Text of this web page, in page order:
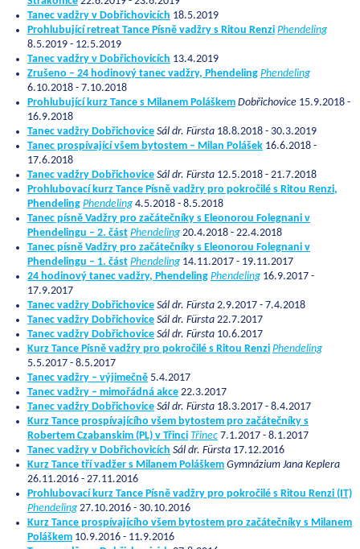
Tanec vadžry v Dobřichovicích 18.5.2019
Prohlubující retreat Tance Písně vadžry s Ritou Renzi Phendeling
8.5.2019 - 12.5.2019
Tanec vadžry v Dobřichovicích 13.4.2019
Zrušeno – 24 hodinový tanec vadžry, Phendeling Phendeling
6.10.2018 - 7.10.2018
Prohlubující kurz Tance s Milanem Poláškem Dobřichovice 15.9.2018 -
16.9.2018
Tanec vadžry Dobřichovice Sál dr. Fürsta 18.8.2018 - 30.3.2019
Tanec prospívající všem bytostem – Milan Polášek 16.6.2018 -
17.6.2018
Tanec vadžry Dobřichovice Sál dr. Fürsta 12.5.2018 - 21.7.2018
Prohlubovací kurz Tance Písně vadžry pro pokročilé s Ritou Renzi,
Phendeling Phendeling 4.5.2018 - 8.5.2018
Tanec písně Vadžry pro začátečníky s Eleonorou Folegnani v
Phendelingu – 2. část Phendeling 20.4.2018 - 22.4.2018
Tanec písně Vadžry pro začátečníky s Eleonorou Folegnani v
Phendelingu – 1. část Phendeling 14.11.2017 - 19.11.2017
24 hodinový tanec vadžry, Phendeling Phendeling 16.9.2017 -
17.9.2017
Tanec vadžry Dobřichovice Sál dr. Fürsta 2.9.2017 - 7.4.2018
Tanec vadžry Dobřichovice Sál dr. Fürsta 22.7.2017
Tanec vadžry Dobřichovice Sál dr. Fürsta 10.6.2017
Kurz Tance Písně vadžry pro pokročilé s Ritou Renzi Phendeling
5.5.2017 - 8.5.2017
Tanec vadžry – výjimečně 5.4.2017
Tanec vadžry – mimořádná akce 22.3.2017
Tanec vadžry Dobřichovice Sál dr. Fürsta 18.3.2017 - 8.4.2017
Kurz Tance prospívajícího všem bytostem pro začátečníky s
Robertem Czabanskim (PL) v Třinci Třinec 7.1.2017 - 8.1.2017
Tanec vadžry v Dobřichovicích Sál dr. Fürsta 17.12.2016
Kurz Tance tří vadžer s Milanem Poláškem Gymnázium Jana Keplera
26.11.2016 - 27.11.2016
Prohlubovací kurz Tance Písně vadžry pro pokročilé s Ritou Renzi (IT)
Phendeling 27.10.2016 - 30.10.2016
Kurz Tance prospívajícího všem bytostem pro začátečníky s Milanem
Poláškem 10.9.2016 - 11.9.2016